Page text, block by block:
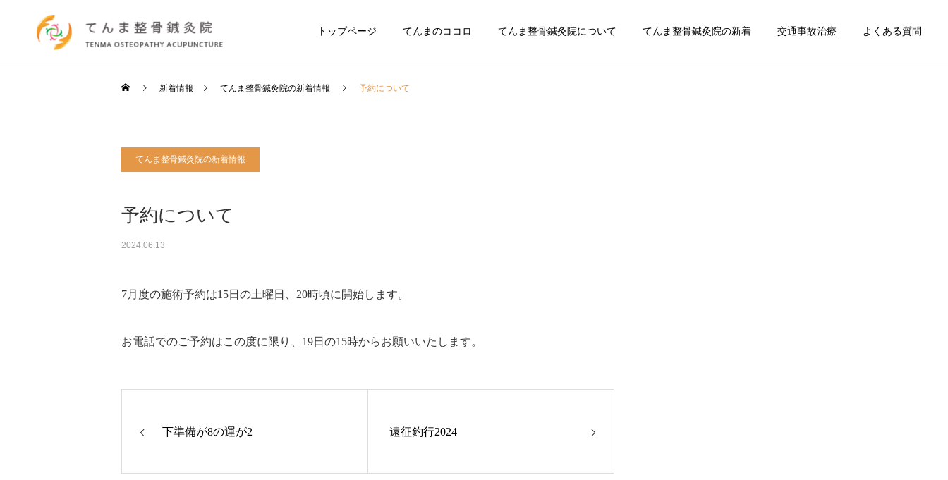
トップページ てんまのココロ てんま整骨鍼灸院について てんま整骨鍼灸院の新着 交通事故治療 よくある質問
新着情報 てんま整骨鍼灸院の新着情報 予約について
てんま整骨鍼灸院の新着情報
予約について
2024.06.13
7月度の施術予約は15日の土曜日、20時頃に開始します。
お電話でのご予約はこの度に限り、19日の15時からお願いいたします。
下準備が8の運が2 遠征釣行2024